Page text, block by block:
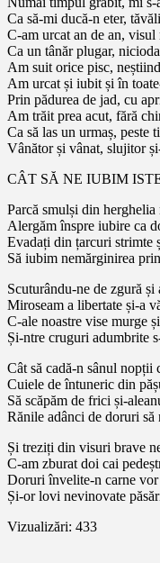
Ca să-mi ducă-n eter,
C-am urcat an de an, visul
Ca un tânăr plugar,
Am suit orice pisc,
Am urcat și iubit și în
Prin pădurea de jad, cu
Am trăit prea acut, fără
Ca să las un urmaș, peste
Vânător și vânat, slujitor
CÂT SĂ NE IUBIM
Parcă smulși din
Alergăm înspre iubire ca
Evadați din țarcuri strimte
Să iubim nemărginirea
Scuturându-ne de zgură
Miroseam a libertate și-a
C-ale noastre vise murge
Și-ntre cruguri adumbrite
Cât să cadă-n sânul nopții
Cuiele de întuneric din
Să scăpăm de frici și-
Rănile adânci de doruri
Și treziți din visuri brave
C-am zburat doi cai
Doruri învelite-n carne
Și-or lovi nevinovate
Vizualizări: 433